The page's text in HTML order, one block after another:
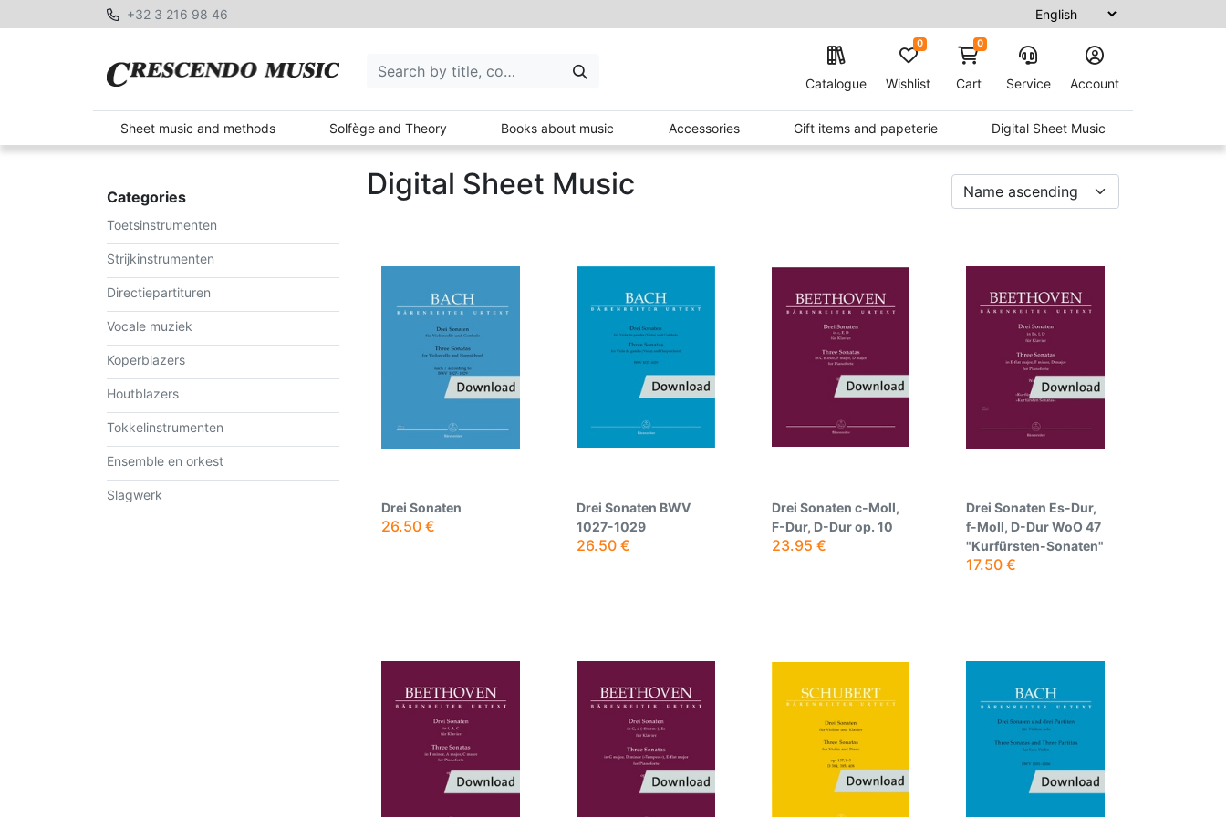
+32 3 216 98 46
Catalogue Wishlist
0 0
Cart Service Account
Sheet music and methods Solfège and Theory Books about music Accessories Gift items and papeterie Digital Sheet Music
Categories
Toetsinstrumenten
Strijkinstrumenten
Directiepartituren
Vocale muziek
Koperblazers
Houtblazers
Tokkelinstrumenten
Ensemble en orkest
Slagwerk
Digital Sheet Music
Drei Sonaten
26.50 €
Drei Sonaten BWV
1027-1029
26.50€
Drei Sonaten c-Moll,
F-Dur, D-Dur op. 10
23.95 €
Drei Sonaten Es-Dur,
f-Moll, D-Dur WoO 47
"Kurfürsten-Sonaten"
17.50 €